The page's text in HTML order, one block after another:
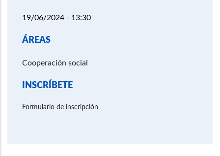
19/06/2024 - 13:30
ÁREAS
Cooperación social
INSCRÍBETE
Formulario de inscripción